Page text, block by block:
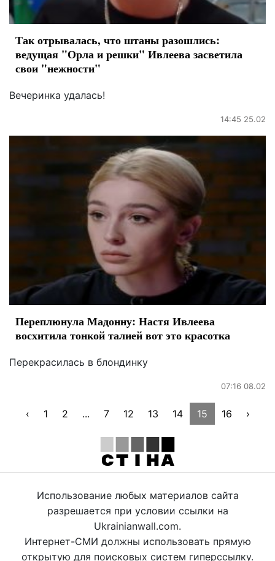
Так отрывалась, что штаны разошлись:
ведущая "Орла и решки" Ивлеева засветила
свои "нежности"
Вечеринка удалась!
14:45 25.02
Переплюнула Мадонну: Настя Ивлеева
восхитила тонкой талией вот это красотка
Перекрасилась в блондинку
07:16 08.02
‹ 1 2 ... 7 12 13 14 15 16 ›
Использование любых материалов сайта
разрешается при условии ссылки на
Ukrainianwall.com.
Интернет-СМИ должны использовать прямую
открытую для поисковых систем гиперссылку.